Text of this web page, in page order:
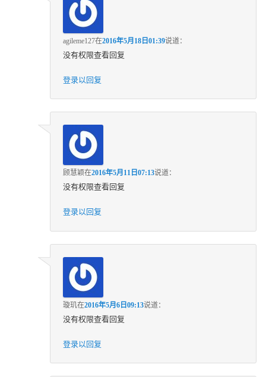
agileme127在2016年5月18日01:39说道：
没有权限查看回复
登录以回复
顾慧颖在2016年5月11日07:13说道：
没有权限查看回复
登录以回复
璇玑在2016年5月6日09:13说道：
没有权限查看回复
登录以回复